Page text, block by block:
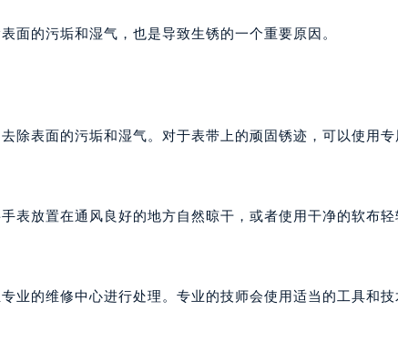
面的污垢和湿气，也是导致生锈的一个重要原因。
除表面的污垢和湿气。对于表带上的顽固锈迹，可以使用
表放置在通风良好的地方自然晾干，或者使用干净的软布轻
业的维修中心进行处理。专业的技师会使用适当的工具和